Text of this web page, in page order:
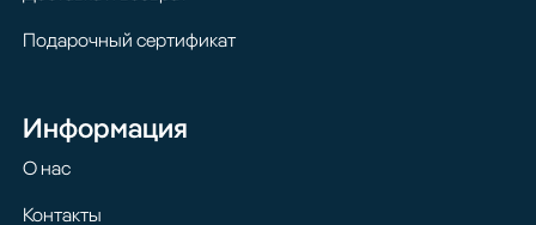
Подарочный сертификат
Информация
О нас
Контакты